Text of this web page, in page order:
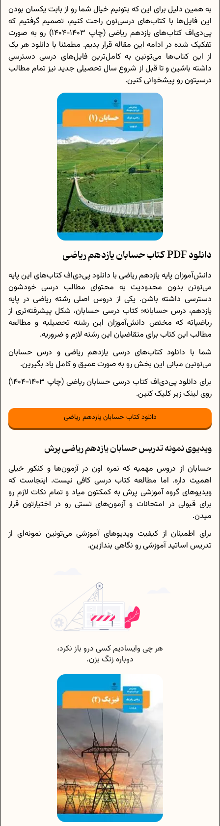
به همین دلیل برای این که بتونیم خیال شما رو از بابت یکسان بودن
این فایل‌ها با کتاب‌های درسی‌تون راحت کنیم، تصمیم گرفتیم که
پی‌دی‌اف کتاب‌های یازدهم ریاضی (چاپ 1403-1404) رو به صورت
تفکیک شده در ادامه این مقاله قرار بدیم. مطمئنا با دانلود هر یک
از این کتاب‌ها می‌تونین به کامل‌ترین فایل‌های درسی دسترسی
داشته باشین و تا قبل از شروع سال تحصیلی جدید نیز تمام مطالب
درسیتون رو پیشخوانی کنین.
دانلود PDF کتاب حسابان یازدهم ریاضی
دانش‌آموزان پایه یازدهم ریاضی با دانلود پی‌دی‌اف کتاب‌های این پایه
می‌تونن بدون محدودیت به محتوای مطالب درسی خودشون
دسترسی داشته باشن. یکی از دروس اصلی رشته ریاضی در پایه
یازدهم، درس حسابانه؛ کتاب درسی حسابان، شکل پیشرفته‌تری از
ریاضیاته که مختص دانش‌آموزان این رشته تحصیلیه و مطالعه
مطالب این کتاب برای متقاضیان این رشته لازم و ضروریه.
شما با دانلود کتاب‌های درسی یازدهم ریاضی و درس حسابان
می‌تونین مبانی این بخش رو به صورت عمیق و کامل یاد بگیرین.
برای دانلود پی‌دی‌اف کتاب درسی حسابان ریاضی (چاپ 1403-1404)
روی لینک زیر کلیک کنین.
دانلود کتاب حسابان یازدهم ریاضی
ویدیوی نمونه تدریس حسابان یازدهم ریاضی پرش
حسابان از دروس مهمیه که نمره اون در آزمون‌ها و کنکور خیلی
اهمیت داره. اما مطالعه کتاب درسی کافی نیست. اینجاست که
ویدیوهای گروه آموزشی پرش به کمکتون میاد و تمام نکات لازم رو
برای قبولی در امتحانات و آزمون‌های تستی رو در اختیارتون قرار
میدن.
برای اطمینان از کیفیت ویدیوهای آموزشی می‌تونین نمونه‌ای از
تدریس اساتید آموزشی رو نگاهی بندازین.